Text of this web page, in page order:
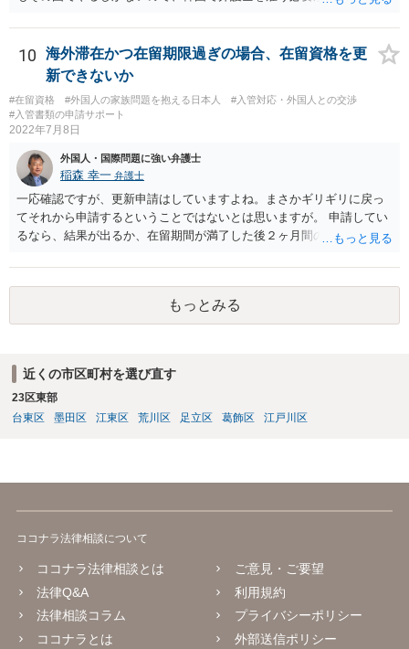
できないのでしょうか。 そちらのほうが早い気がします。
10
海外滞在かつ在留期限過ぎの場合、在留資格を更
新できないか
#在留資格 #外国人の家族問題を抱える日本人
#入管対応・外国人との交渉
#入管書類の申請サポート
2022年7月8日
外国人・国際問題に強い弁護士
稲森 幸一 弁護士
一応確認ですが、更新申請はしていますよね。まさかギリギリに戻っ
てそれから申請するということではないとは思いますが。 申請してい
るなら、結果が出るか、在留期間が満了した後２ヶ月間のいずれか早
コロナで２ヶ月も帰国が遅れることはまずないのではないでしょう
か。
もっとみる
近くの市区町村を選び直す
23区東部
台東区
墨田区 江東区 荒川区 足立区 葛飾区 江戸川区
ココナラ法律相談について
ココナラ法律相談とは
法律Q&A
法律相談コラム
ココナラとは
ご意見・ご要望
利用規約
プライバシーポリシー
外部送信ポリシー